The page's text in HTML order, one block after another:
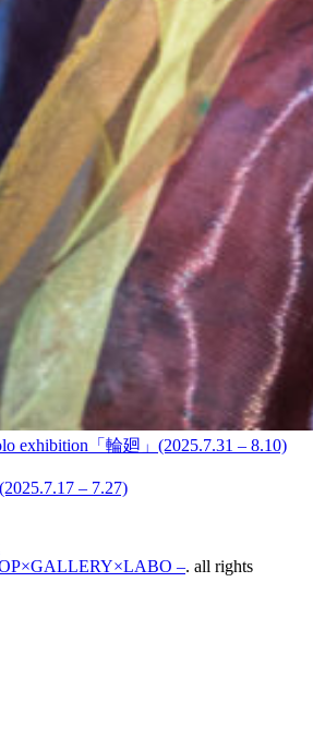
exhibition「輪廻」(2025.7.31 – 8.10)
– 7.27)
–. all rights